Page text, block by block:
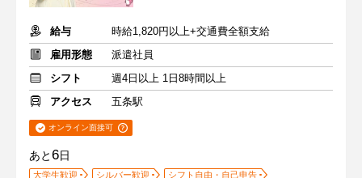
給与
時給1,820円以上+交通費全額支給
雇用形態
派遣社員
シフト
週4日以上 1日8時間以上
アクセス
五条駅
オンライン面接可
あと6日
大学生歓迎 シルバー歓迎
シフト自由・自己申告